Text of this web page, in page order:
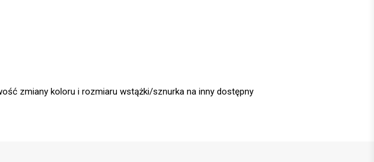
zmiany koloru i rozmiaru wstążki/sznurka na inny dostępny